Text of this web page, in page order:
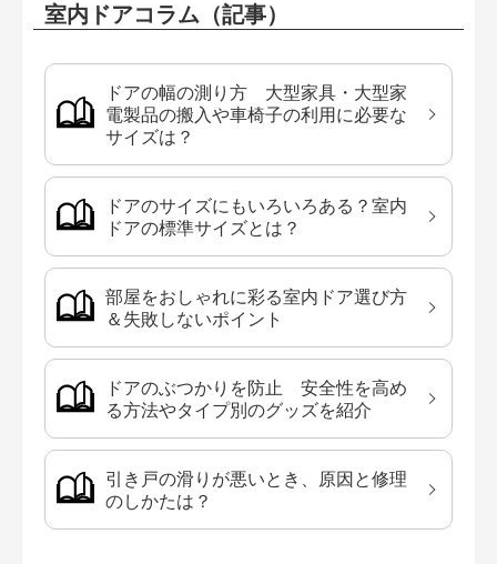
室内ドアコラム（記事）
ドアの幅の測り方 大型家具・大型家
電製品の搬入や車椅子の利用に必要な
サイズは？
ドアのサイズにもいろいろある？室内
ドアの標準サイズとは？
部屋をおしゃれに彩る室内ドア選び方
＆失敗しないポイント
ドアのぶつかりを防止 安全性を高め
る方法やタイプ別のグッズを紹介
引き戸の滑りが悪いとき、原因と修理
のしかたは？